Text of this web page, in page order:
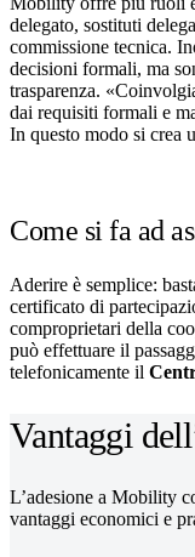
delegato, sostituti
commissione tecnica.
decisioni formali, ma
trasparenza.
dai requisiti formali e
In questo modo si crea
Come si fa ad
Aderire è semplice:
certificato di
comproprietari della
può effettuare il
telefonicamente il
Vantaggi
L’adesione a Mobility
vantaggi economici e